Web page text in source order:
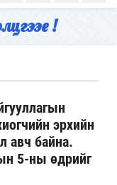
!
эрхийн
авч байна.
5-ны өдрийг